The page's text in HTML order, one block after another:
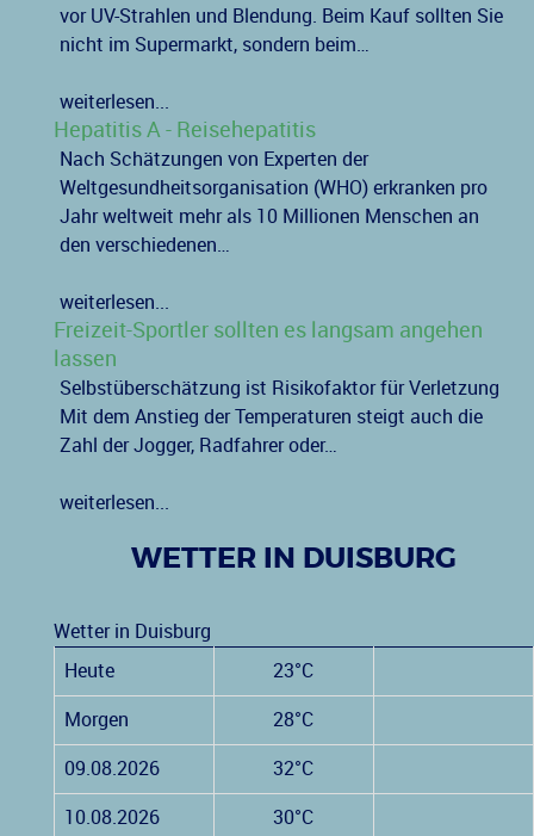
vor UV-Strahlen und Blendung. Beim Kauf sollten Sie
nicht im Supermarkt, sondern beim…
weiterlesen...
Hepatitis A - Reisehepatitis
Nach Schätzungen von Experten der
Weltgesundheitsorganisation (WHO) erkranken pro
Jahr weltweit mehr als 10 Millionen Menschen an
den verschiedenen…
weiterlesen...
Freizeit-Sportler sollten es langsam angehen
lassen
Selbstüberschätzung ist Risikofaktor für Verletzung
Mit dem Anstieg der Temperaturen steigt auch die
Zahl der Jogger, Radfahrer oder…
weiterlesen...
WETTER IN DUISBURG
Wetter in Duisburg
Heute
23°C
Morgen 28°C
09.08.2026 32°C
10.08.2026 30°C